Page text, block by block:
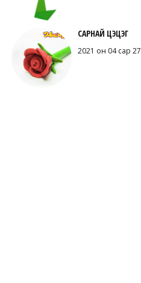
САРНАЙ ЦЭЦЭГ
2021 он 04 сар 27